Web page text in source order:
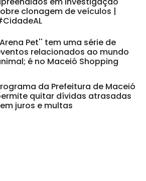
clonagem de veículos |
Pet'' tem uma série de
relacionados ao mundo
é no Maceió Shopping
da Prefeitura de Maceió
quitar dívidas atrasadas
juros e multas